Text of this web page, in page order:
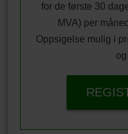
for de første 30
MVA) per
Oppsigelse mulig i